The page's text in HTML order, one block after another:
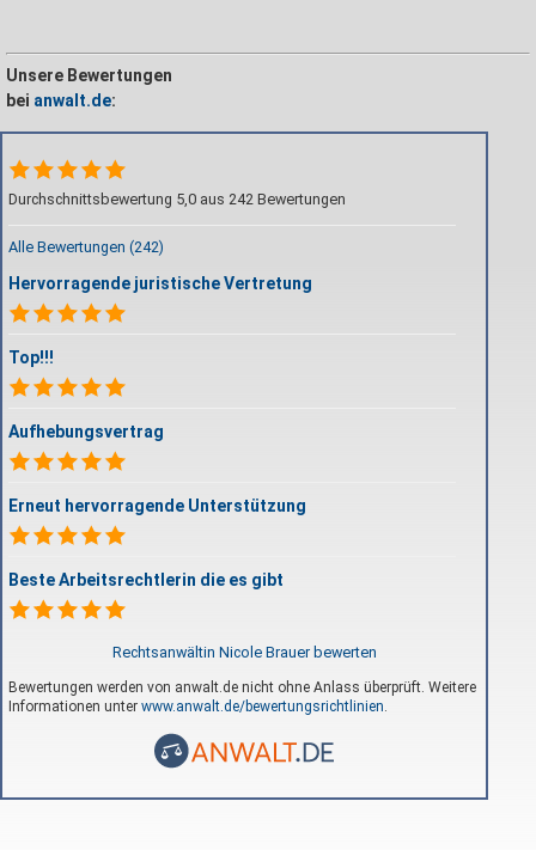
Unsere Bewertungen
bei anwalt.de:
Durchschnittsbewertung 5,0 aus 242 Bewertungen
Alle Bewertungen (242)
Hervorragende juristische Vertretung
Top!!!
Aufhebungsvertrag
Erneut hervorragende Unterstützung
Beste Arbeitsrechtlerin die es gibt
Rechtsanwältin Nicole Brauer bewerten
Bewertungen werden von anwalt.de nicht ohne Anlass überprüft. Weitere
Informationen unter www.anwalt.de/bewertungsrichtlinien